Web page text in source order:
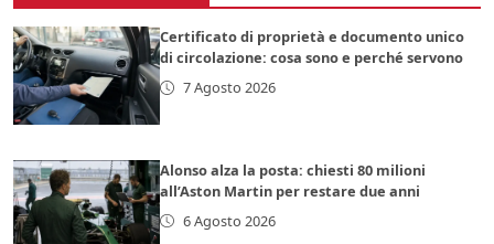
Certificato di proprietà e documento unico
di circolazione: cosa sono e perché servono
7 Agosto 2026
Alonso alza la posta: chiesti 80 milioni
all’Aston Martin per restare due anni
6 Agosto 2026